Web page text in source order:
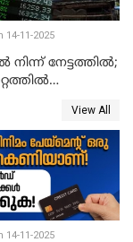
14-11-2025
നേട്ടത്തിൽ;
View All
14-11-2025